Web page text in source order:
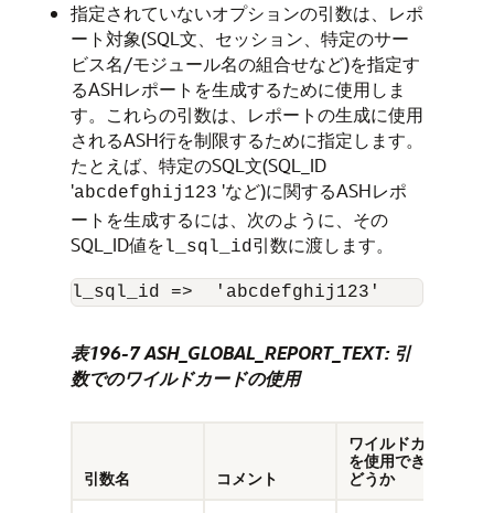
指定されていないオプションの引数は、レポ
ート対象(SQL文、セッション、特定のサー
ビス名/モジュール名の組合せなど)を指定す
るASHレポートを生成するために使用しま
す。これらの引数は、レポートの生成に使用
されるASH行を制限するために指定します。
たとえば、特定のSQL文(SQL_ID
'abcdefghij123 'など)に関するASHレポ
ートを生成するには、次のように、その
SQL_ID値をl_sql_id引数に渡します。
表196-7 ASH_GLOBAL_REPORT_TEXT: 引
数でのワイルドカードの使用
引数名 コメント
ワイルドカード
を使用できるか
どうか